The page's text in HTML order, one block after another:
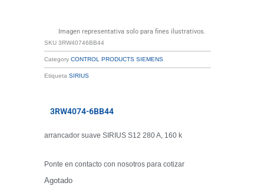
Imagen representativa solo para fines ilustrativos.
SKU 3RW40746BB44
Category CONTROL PRODUCTS SIEMENS
Etiqueta SIRIUS
3RW4074-6BB44
arrancador suave SIRIUS S12 280 A, 160 k
Ponte en contacto con nosotros para cotizar
Agotado